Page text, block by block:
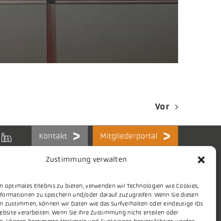
Zustimmung verwalten
optimales Erlebnis zu bieten, verwenden wir Technologien wie Cookies,
zu speichern und/oder darauf zuzugreifen. Wenn Sie diesen
zustimmen, können wir Daten wie das Surfverhalten oder eindeutige IDs
verarbeiten. Wenn Sie Ihre Zustimmung nicht erteilen oder
Vor
Kontakt Mitgliederportal
Themen
Stellenmarkt